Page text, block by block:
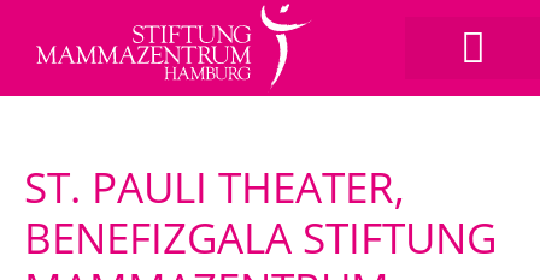
ST. PAULI THEATER,
BENEFIZGALA STIFTUNG